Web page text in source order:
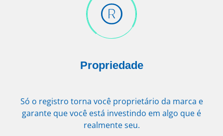
Propriedade
Só o registro torna você proprietário da marca e
garante que você está investindo em algo que é
realmente seu.